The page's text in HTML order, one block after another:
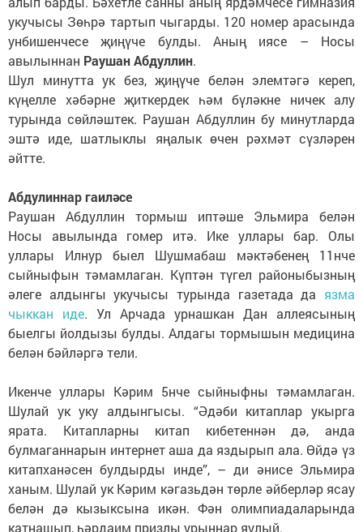
укучысы Зөһрә тартып чыгарды. 120 номер арасында
унбишенчесе җиңүче булды. Аның иясе – Носы
авылыннан Раушан Абдуллин.
Шул минутта ук без, җиңүче белән элемтәгә кереп,
күңелле хәбәрне җиткердек һәм бүләкне ничек алу
турында сөйләштек. Раушан Абдуллин бу минутларда
эштә иде, шатлыклы яңалык өчен рәхмәт сүзләрен
әйтте.
Абдулиннар гаиләсе
Раушан Абдуллин тормыш иптәше Эльмира белән
Носы авылында гомер итә. Ике уллары бар. Олы
уллары Илнур быел Шушмабаш мәктәбенең 11нче
сыйныфын тәмамлаган. Күптән түгел районыбызның
әлеге алдынгы укучысы турында газетада да язма
чыккан иде. Ул Арчада урнашкан Дан аллеясының
быелгы йолдызы булды. Алдагы тормышын медицина
белән бәйләргә тели.
Икенче уллары Кәрим 5нче сыйныфны тәмамлаган.
Шулай ук уку алдынгысы. “Әдәби китаплар укырга
ярата. Китапларны китап кибетеннән дә, анда
булмаганнарын интернет аша да яздырып ала. Өйдә үз
китапханәсен булдырды инде”, – ди әнисе Эльмира
ханым. Шулай ук Кәрим кәгазьдән төрле әйберләр ясау
белән дә кызыксына икән. Фән олимпиадаларында
катнашып, һәрдаим призлы урыннар яулый.